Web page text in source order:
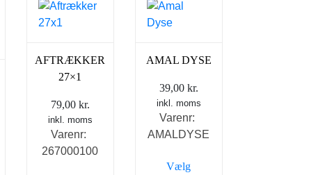
AFTRÆKKER
27×1
79,00 kr.
inkl. moms
Varenr:
267000100
AMAL DYSE
39,00 kr.
inkl. moms
Varenr:
AMALDYSE
Vælg